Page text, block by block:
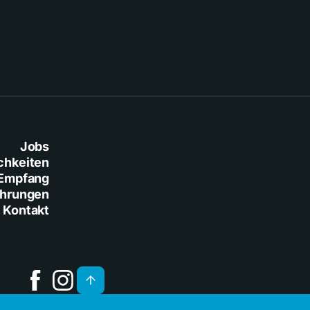
Jobs
Kontakt